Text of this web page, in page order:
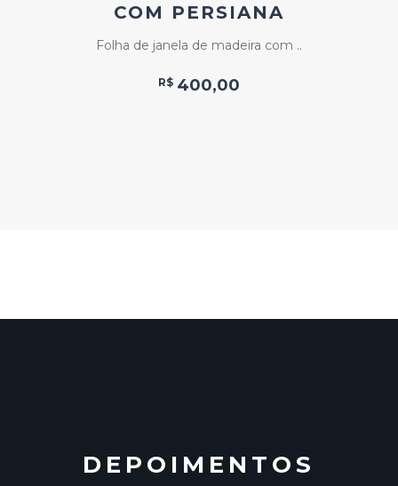
COM PERSIANA
Folha de janela de madeira com ..
R$ 400,00
DEPOIMENTOS